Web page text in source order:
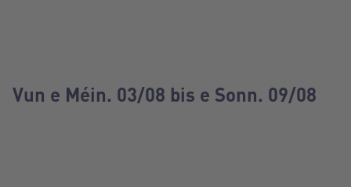
Vun e Méin. 03/08 bis e Sonn. 09/08